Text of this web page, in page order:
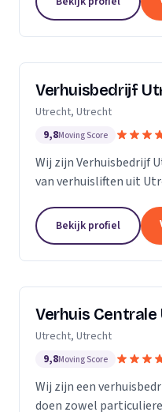
Verhuisbedrijf
Utrecht, Utrecht
9,8Moving Score
Wij zijn Verhuisbedrijf
van verhuisliften uit
Bekijk profiel
Verhuis Centrale
Utrecht, Utrecht
9,8Moving Score
Wij zijn een
doen zowel